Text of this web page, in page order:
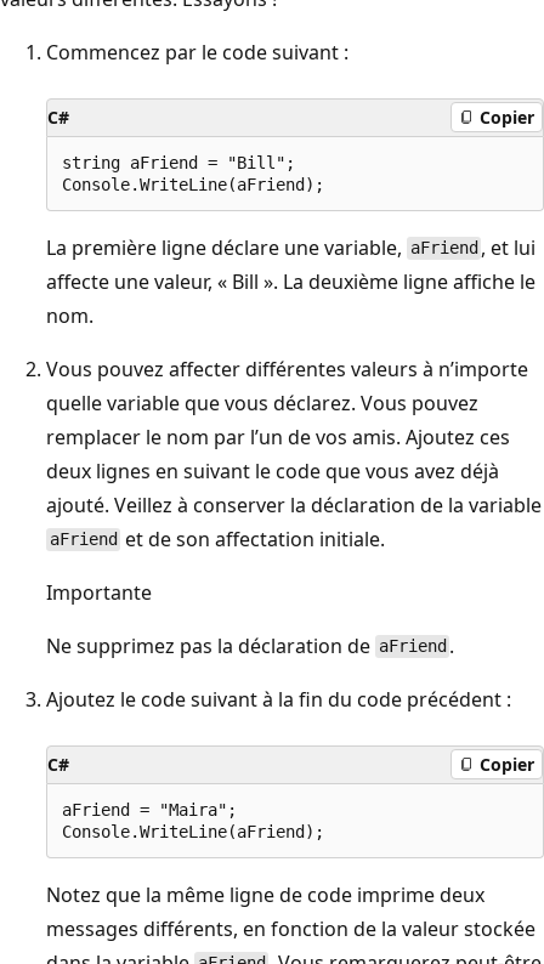
Commencez par le code suivant :
C# Copier
string aFriend = "Bill";
La première ligne déclare une variable, aFriend , et lui
affecte une valeur, « Bill ». La deuxième ligne affiche le
nom.
Vous pouvez affecter différentes valeurs à n’importe
quelle variable que vous déclarez. Vous pouvez
remplacer le nom par l’un de vos amis. Ajoutez ces
deux lignes en suivant le code que vous avez déjà
ajouté. Veillez à conserver la déclaration de la variable
aFriend et de son affectation initiale.
Importante
Ne supprimez pas la déclaration de aFriend .
Ajoutez le code suivant à la fin du code précédent :
C# Copier
aFriend = "Maira";
Notez que la même ligne de code imprime deux
messages différents, en fonction de la valeur stockée